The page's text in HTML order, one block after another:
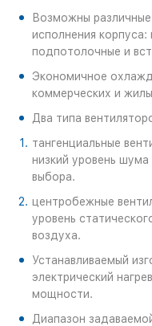
Возможны
исполнения корпуса:
подпотолочные и
Экономичное
коммерческих и
Два типа
тангенциальные
низкий уровень
выбора.
центробежные
уровень
воздуха.
Устанавливаемый
электрический
мощности.
Диапазон